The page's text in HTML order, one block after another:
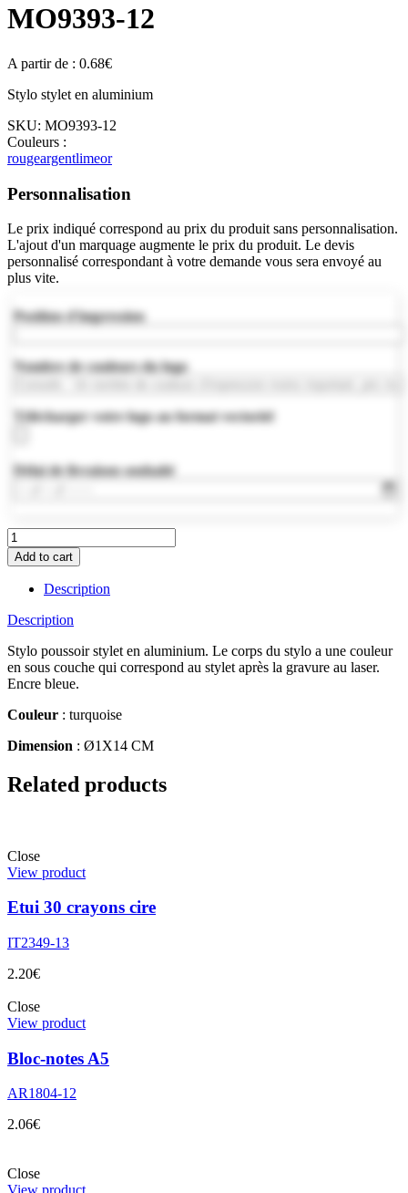
MO9393-12
A partir de : 0.68€
Stylo stylet en aluminium
SKU: MO9393-12
Couleurs :
rougeargentlimeor
Personnalisation
Le prix indiqué correspond au prix du produit sans personnalisation.
L'ajout d'un marquage augmente le prix du produit. Le devis
personnalisé correspondant à votre demande vous sera envoyé au
plus vite.
Position d'impression
Nombre de couleurs du logo
Télécharger votre logo au format vectoriel
Délai de livraison souhaité
MO9393-
12
quantity
Add to cart
Description
Description
Stylo poussoir stylet en aluminium. Le corps du stylo a une couleur
en sous couche qui correspond au stylet après la gravure au laser.
Encre bleue.
Couleur : turquoise
Dimension : Ø1X14 CM
Related products
Close
View product
Etui 30 crayons cire
IT2349-13
2.20€
Close
View product
Bloc-notes A5
AR1804-12
2.06€
Close